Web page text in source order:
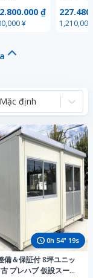
21WB
テレワ
務所, 離れ,
店舗, シェル
₫
¥
用各種
ハウスト
Mặc định
0h 54" 17s
＆保証付 8坪ユニッ
プレハブ 仮設スーパ